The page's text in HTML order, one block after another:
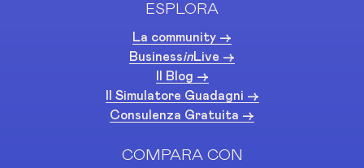
ESPLORA
La community ->
BusinessinLive ->
Il Blog ->
Il Simulatore Guadagni ->
Consulenza Gratuita ->
COMPARA CON